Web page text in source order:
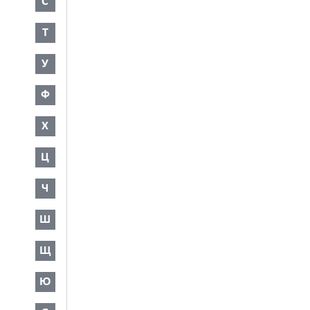
Т
У
Ф
Х
Ц
Ч
Ш
Щ
Ю